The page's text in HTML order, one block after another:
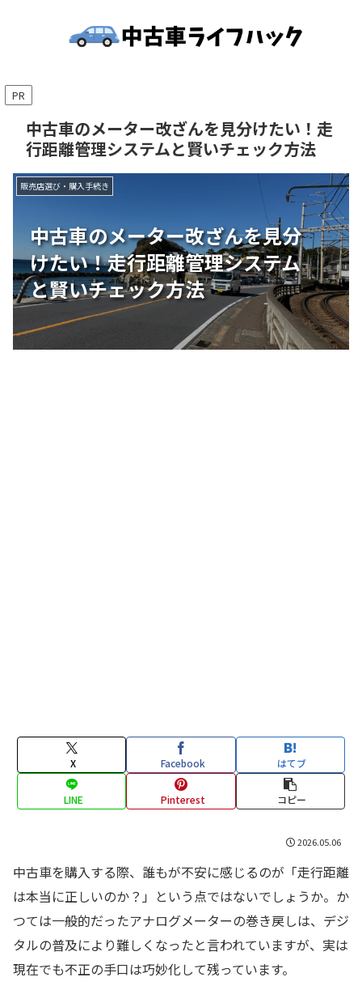
PR
中古車のメーター改ざんを見分けたい！走
行距離管理システムと賢いチェック方法
中古車のメーター改ざんを見分
けたい！走行距離管理システム
と賢いチェック方法
販売店選び・購入手続き
X Facebook はてブ
LINE Pinterest コピー
2026.05.06
中古車を購入する際、誰もが不安に感じるのが「走行距離
は本当に正しいのか？」という点ではないでしょうか。か
つては一般的だったアナログメーターの巻き戻しは、デジ
タルの普及により難しくなったと言われていますが、実は
現在でも不正の手口は巧妙化して残っています。